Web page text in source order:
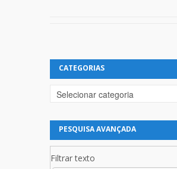
CATEGORIAS
Categorias
PESQUISA AVANÇADA
Filtrar texto